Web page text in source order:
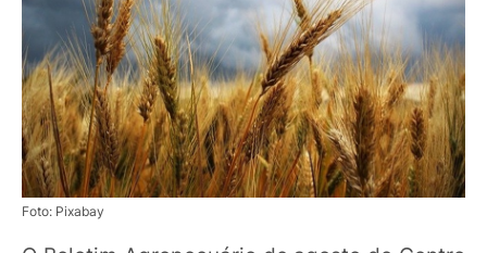
Foto: Pixabay